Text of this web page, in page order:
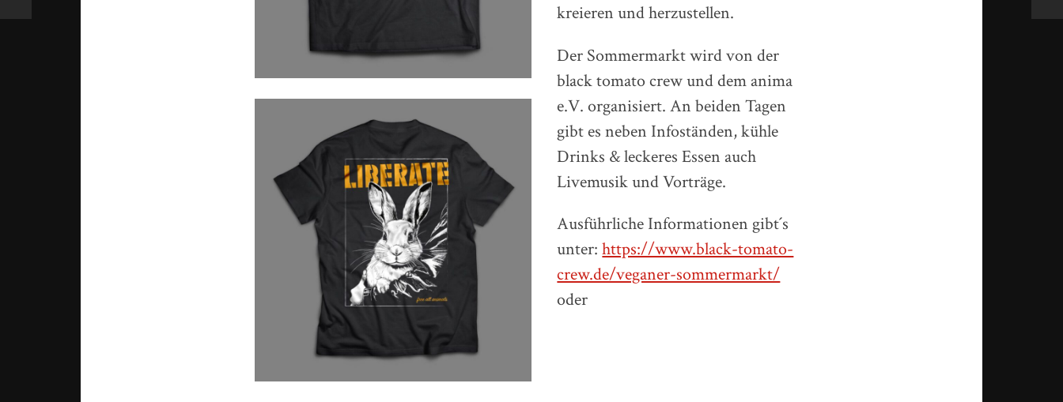
kreieren und herzustellen.
Der Sommermarkt wird von der
black tomato crew und dem anima
e.V. organisiert. An beiden Tagen
gibt es neben Infoständen, kühle
Drinks & leckeres Essen auch
Livemusik und Vorträge.
Ausführliche Informationen gibt´s
unter:https://www.black-tomato-
crew.de/veganer-sommermarkt/
oder